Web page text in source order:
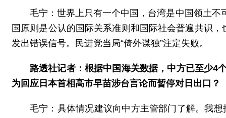
毛宁：世界上只有一个中国，台湾是中国领土
国原则是公认的国际关系准则和国际社会普遍共识
发出错误信号。民进党当局“倚外谋独”注定失败。
路透社记者：根据中国海关数据，中方已至少4
为回应日本首相高市早苗涉台言论而暂停对日出口？
毛宁：具体情况建议向中方主管部门了解。我